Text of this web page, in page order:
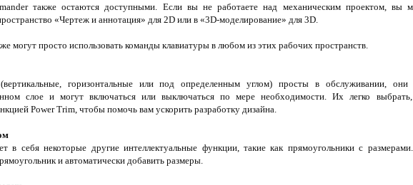
также остаются доступными. Если вы не работаете над механическим проектом, вы
«Чертеж и аннотация» для 2D или в «3D-моделирование» для 3D.
могут просто использовать команды клавиатуры в любом из этих рабочих пространств.
горизонтальные или под определенным углом) просты в обслуживании, они
слое и могут включаться или выключаться по мере необходимости. Их легко
Power Trim, чтобы помочь вам ускорить разработку дизайна.
в себя некоторые другие интеллектуальные функции, такие как прямоугольники с
и автоматически добавить размеры.